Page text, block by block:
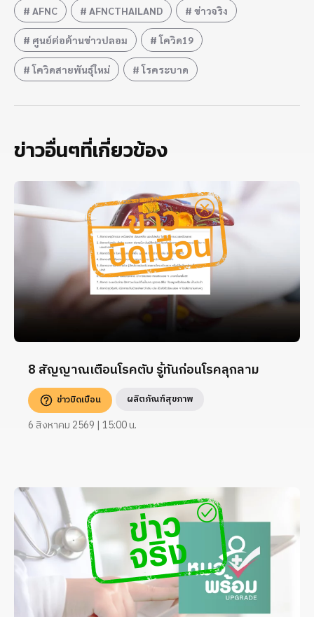
AFNC AFNCTHAILAND ข่าวจริง
ศูนย์ต่อต้านข่าวปลอม โควิด19
โควิดสายพันธุ์ใหม่ โรคระบาด
ข่าวอื่นๆที่เกี่ยวข้อง
8 สัญญาณเตือนโรคตับ รู้ทันก่อนโรคลุกลาม
ข่าวบิดเบือน ผลิตภัณฑ์สุขภาพ
6 สิงหาคม 2569 | 15:00 น.